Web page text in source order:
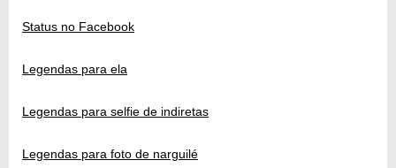
Status no Facebook
Legendas para ela
Legendas para selfie de indiretas
Legendas para foto de narguilé